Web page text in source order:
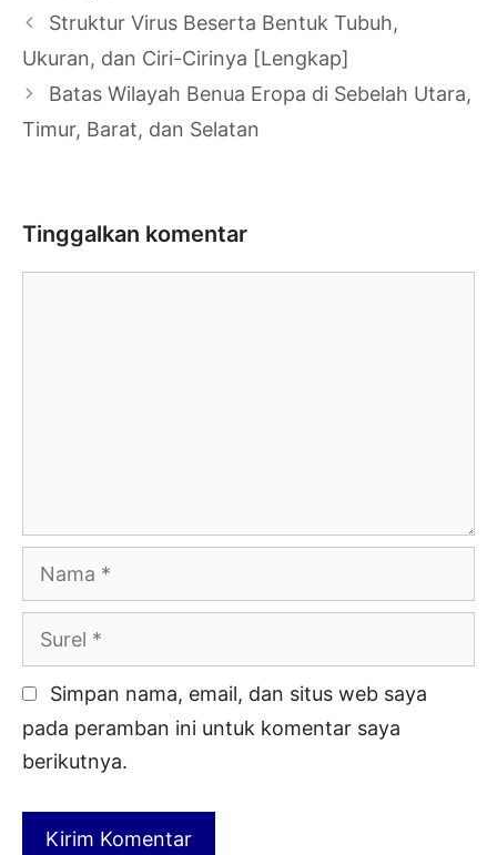
Navigasi
Tulisan
Struktur Virus Beserta Bentuk Tubuh,
Ukuran, dan Ciri-Cirinya [Lengkap]
Batas Wilayah Benua Eropa di Sebelah Utara,
Timur, Barat, dan Selatan
Tinggalkan komentar
Nama
Surel
Simpan nama, email, dan situs web saya
pada peramban ini untuk komentar saya
berikutnya.